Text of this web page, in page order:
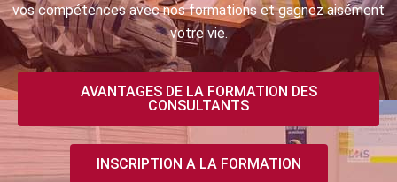
vos compétences avec nos formations et gagnez aisément
votre vie.
AVANTAGES DE LA FORMATION DES
CONSULTANTS
INSCRIPTION A LA FORMATION